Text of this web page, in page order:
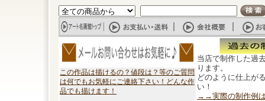
この作品は描けるの？値段は？等のご質問
は何でもお気軽にご連絡下さい！どんな作
品でも描けます！
当店で制作した過
ります。
どのように仕上が
い！
→→実際の制作例